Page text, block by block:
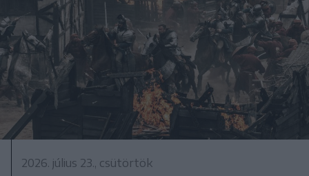
2026. július 23., csütörtök